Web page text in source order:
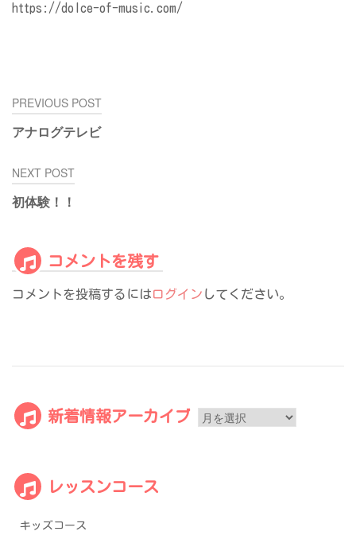
https://dolce-of-music.com/
投
稿
ナ
ゲ
ー
ン
PREVIOUS POST
アナログテレビ
NEXT POST
初体験！！
コメントを残す
コメントを投稿するにはログイン してください。
新着情報アーカイブ
新
レッスンコース
キッズコース